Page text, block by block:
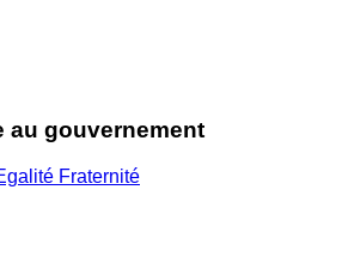
au gouvernement